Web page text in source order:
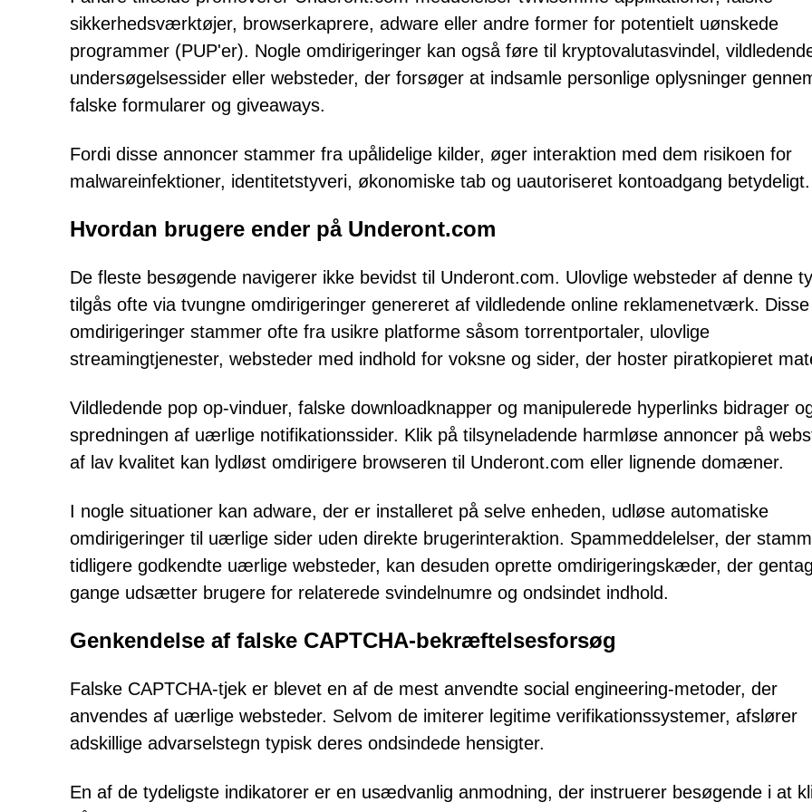
sikkerhedsværktøjer, browserkaprere, adware eller andre former for potentielt uønskede
programmer (PUP'er). Nogle omdirigeringer kan også føre til kryptovalutasvindel,
undersøgelsessider eller websteder, der forsøger at indsamle personlige oplysninger
falske formularer og giveaways.
Fordi disse annoncer stammer fra upålidelige kilder, øger interaktion med dem risikoen for
malwareinfektioner, identitetstyveri, økonomiske tab og uautoriseret kontoadgang betydeligt.
Hvordan brugere ender på Underont.com
De fleste besøgende navigerer ikke bevidst til Underont.com. Ulovlige websteder af denne
tilgås ofte via tvungne omdirigeringer genereret af vildledende online reklamenetværk. Disse
omdirigeringer stammer ofte fra usikre platforme såsom torrentportaler, ulovlige
streamingtjenester, websteder med indhold for voksne og sider, der hoster piratkopieret
Vildledende pop op-vinduer, falske downloadknapper og manipulerede hyperlinks bidrager
spredningen af uærlige notifikationssider. Klik på tilsyneladende harmløse annoncer på
af lav kvalitet kan lydløst omdirigere browseren til Underont.com eller lignende domæner.
I nogle situationer kan adware, der er installeret på selve enheden, udløse automatiske
omdirigeringer til uærlige sider uden direkte brugerinteraktion. Spammeddelelser, der
tidligere godkendte uærlige websteder, kan desuden oprette omdirigeringskæder, der
gange udsætter brugere for relaterede svindelnumre og ondsindet indhold.
Genkendelse af falske CAPTCHA-bekræftelsesforsøg
Falske CAPTCHA-tjek er blevet en af de mest anvendte social engineering-metoder, der
anvendes af uærlige websteder. Selvom de imiterer legitime verifikationssystemer, afslører
adskillige advarselstegn typisk deres ondsindede hensigter.
En af de tydeligste indikatorer er en usædvanlig anmodning, der instruerer besøgende i at